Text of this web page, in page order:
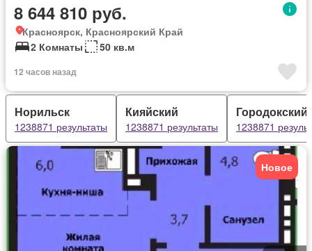
8 644 810 руб.
Красноярск, Красноярский Край
2 Комнаты
50 кв.м
12 часов назад
Норильск
1238871 результаты
Кияйский
1238871 результаты
Городокский
1238871
Новое